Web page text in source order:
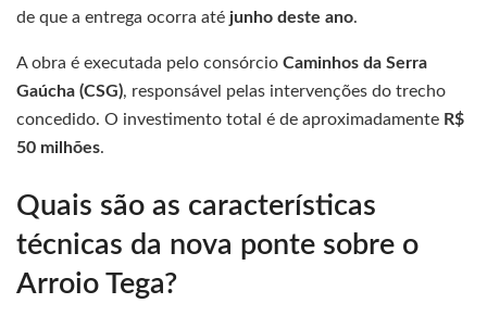
de que a entrega ocorra até junho deste ano.
A obra é executada pelo consórcio Caminhos da Serra
Gaúcha (CSG), responsável pelas intervenções do trecho
concedido. O investimento total é de aproximadamente R$
50 milhões.
Quais são as características
técnicas da nova ponte sobre o
Arroio Tega?